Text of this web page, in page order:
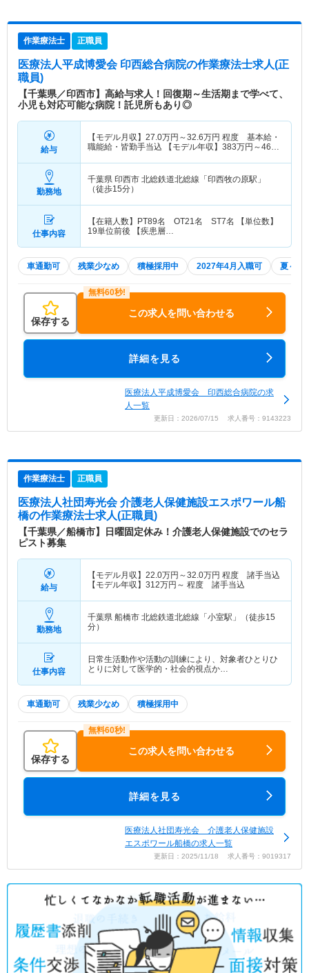
作業療法士 正職員
医療法人平成博愛会 印西総合病院の作業療法士求人(正
職員)
【千葉県／印西市】高給与求人！回復期～生活期まで学べて、
小児も対応可能な病院！託児所もあり◎
給与
【モデル月収】 27.0万円～32.6万円 程度 基本給・
職能給・皆勤手当込 【モデル年収】 383万円～460
勤務地
千葉県 印西市 北総鉄道北総線「印西牧の原駅」
（徒歩15分）
仕事内容
【在籍人数】PT89名 OT21名 ST7名 【単位数】
19単位前後 【疾患層…
車通勤可 残業少なめ 積極採用中 2027年4月入職可 夏～秋
保存する
この求人を問い合わせる
詳細を見る
医療法人平成博愛会 印西総合病院の求
人一覧
更新日：2026/07/15 求人番号：9143223
作業療法士 正職員
医療法人社団寿光会 介護老人保健施設エスポワール船
橋の作業療法士求人(正職員)
【千葉県／船橋市】日曜固定休み！介護老人保健施設でのセラ
ピスト募集
給与
【モデル月収】 22.0万円～32.0万円 程度 諸手当込
【モデル年収】 312万円～ 程度 諸手当込
勤務地
千葉県 船橋市 北総鉄道北総線「小室駅」（徒歩15
分）
仕事内容
日常生活動作や活動の訓練により、対象者ひとりひ
とりに対して医学的・社会的視点か…
車通勤可 残業少なめ 積極採用中
保存する
この求人を問い合わせる
詳細を見る
医療法人社団寿光会 介護老人保健施設
エスポワール船橋の求人一覧
更新日：2025/11/18 求人番号：9019317